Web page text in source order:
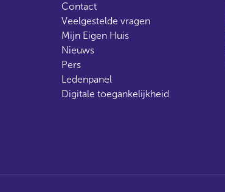
Contact
Veelgestelde vragen
Mijn Eigen Huis
Nieuws
Pers
Ledenpanel
Digitale toegankelijkheid